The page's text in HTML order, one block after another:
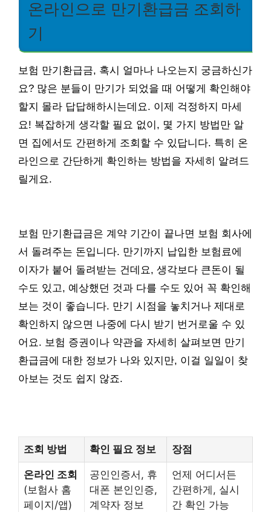
온라인으로 만기환급금 조회하
기
보험 만기환급금, 혹시 얼마나 나오는지 궁금하신가
요? 많은 분들이 만기가 되었을 때 어떻게 확인해야
할지 몰라 답답해하시는데요. 이제 걱정하지 마세
요! 복잡하게 생각할 필요 없이, 몇 가지 방법만 알
면 집에서도 간편하게 조회할 수 있답니다. 특히 온
라인으로 간단하게 확인하는 방법을 자세히 알려드
릴게요.
보험 만기환급금은 계약 기간이 끝나면 보험 회사에
서 돌려주는 돈입니다. 만기까지 납입한 보험료에
이자가 붙어 돌려받는 건데요, 생각보다 큰돈이 될
수도 있고, 예상했던 것과 다를 수도 있어 꼭 확인해
보는 것이 좋습니다. 만기 시점을 놓치거나 제대로
확인하지 않으면 나중에 다시 받기 번거로울 수 있
어요. 보험 증권이나 약관을 자세히 살펴보면 만기
환급금에 대한 정보가 나와 있지만, 이걸 일일이 찾
아보는 것도 쉽지 않죠.
조회 방법 확인 필요 정보 장점
온라인 조회
(보험사 홈
페이지/앱)
공인인증서, 휴
대폰 본인인증,
계약자 정보
언제 어디서든
간편하게, 실시
간 확인 가능